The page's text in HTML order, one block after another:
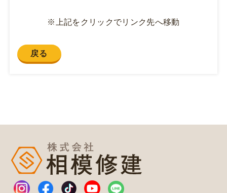
※上記をクリックでリンク先へ移動
戻る